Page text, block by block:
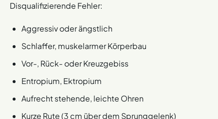
Disqualifizierende Fehler:
Aggressiv oder ängstlich
Schlaffer, muskelarmer Körperbau
Vor-, Rück- oder Kreuzgebiss
Entropium, Ektropium
Aufrecht stehende, leichte Ohren
Kurze Rute (3 cm über dem Sprunggelenk)